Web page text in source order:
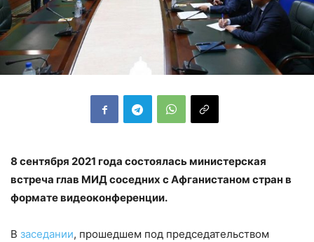
8 сентября 2021 года состоялась министерская
встреча глав МИД соседних с Афганистаном стран в
формате видеоконференции.
В заседании, прошедшем под председательством